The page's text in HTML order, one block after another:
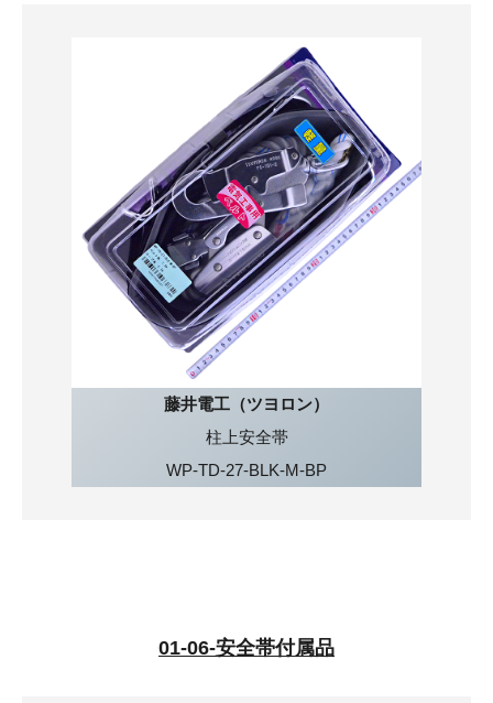
藤井電工（ツヨロン）
柱上安全帯
WP-TD-27-BLK-M-BP
01-06-安全帯付属品